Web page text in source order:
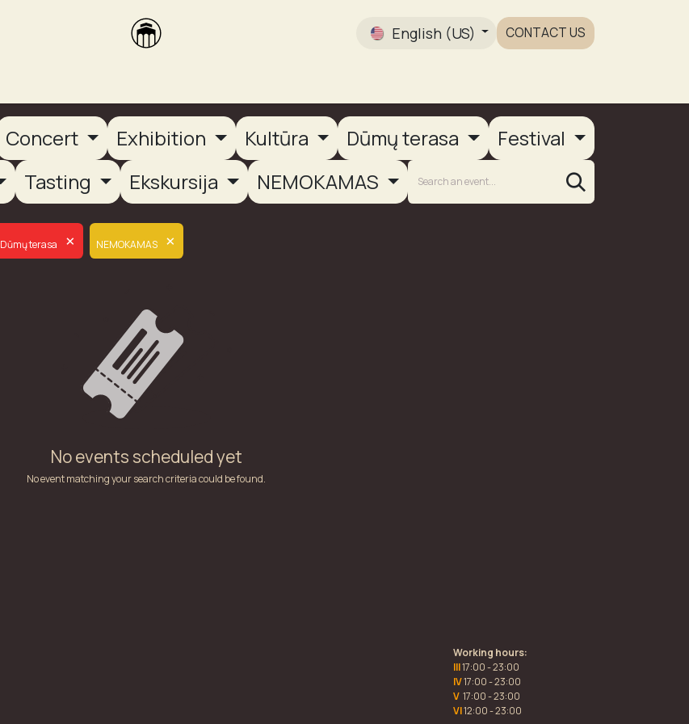
English (US) CONTACT US
Concert Exhibition Kultūra Dūmų terasa
Festival
Tasting Ekskursija NEMOKAMAS
Dūmų terasa × NEMOKAMAS ×
No events scheduled yet
No event matching your search criteria could be found.
Working hours:
III17:00 - 23:00
IV17:00 - 23:00
V 17:00 - 23:00
VI12:00 - 23:00